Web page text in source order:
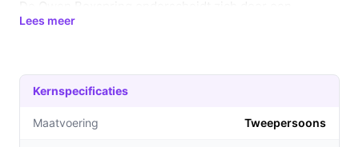
combinatie van comfort en esthetiek. Hier zijn enkele
Chique design: De gestoffeerde afwerking en het
tijdloze hoofdbord geven je slaapkamer een luxe
uitstraling die vergelijkbaar is met die van een
Lees meer
Kernspecificaties
Maatvoering Tweepersoons